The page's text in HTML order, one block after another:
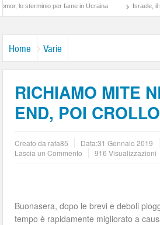
per fame in Ucraina Israele, il sangue
Home Varie
RICHIAMO MITE
END, POI
Creato da rafa85 Data:31 Gennaio 2019
Lascia un Commento
916 Visualizzazioni
Buonasera, dopo le brevi e deboli
tempo è rapidamente migliorato a